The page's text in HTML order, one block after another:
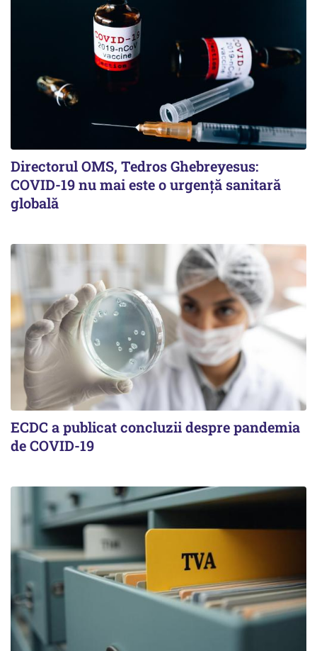
Directorul OMS, Tedros Ghebreyesus:
COVID-19 nu mai este o urgenţă sanitară
globală
ECDC a publicat concluzii despre pandemia
de COVID-19